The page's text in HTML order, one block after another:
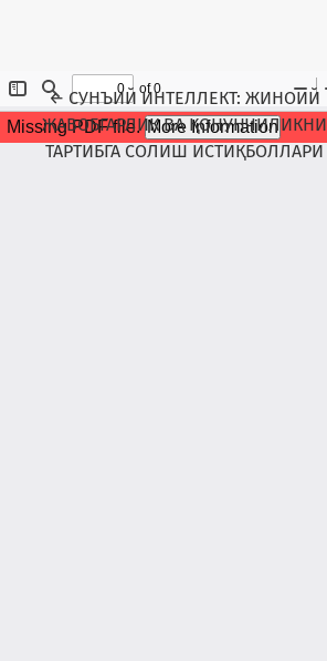
← Maqola tafsilotlariga qaytish
СУНЪИЙ ИНТEЛЛEКТ: ЖИНОИЙ
ЖАВОБГАРЛИК ВА ҚОНУНЧИЛИКНИ
ТАРТИБГА СОЛИШ ИСТИҚБОЛЛАРИ